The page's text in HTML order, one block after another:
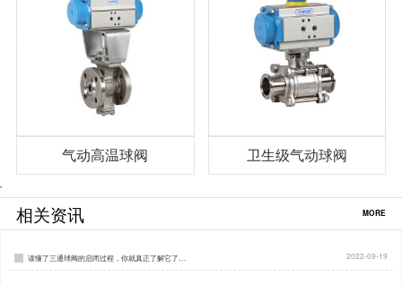
气动高温球阀 卫生级气动球阀
`
相关资讯 MORE
读懂了三通球阀的启闭过程，你就真正了解它了… 2022-09-19